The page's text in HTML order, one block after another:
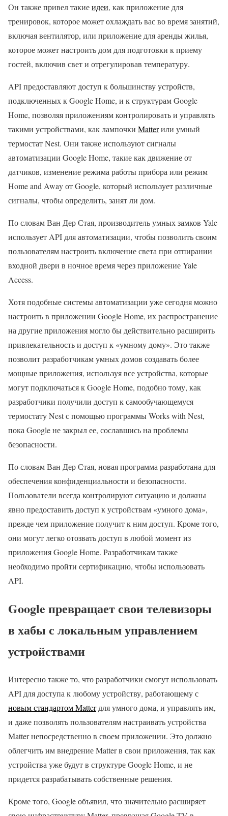
Он также привел такиеидеи, как приложение для
тренировок, которое может охлаждать вас во время занятий,
включая вентилятор, или приложение для аренды жилья,
которое может настроить дом для подготовки к приему
гостей, включив свет и отрегулировав температуру.
API предоставляют доступ к большинству устройств,
подключенных к Google Home, и к структурам Google
Home, позволяя приложениям контролировать и управлять
такими устройствами, как лампочки Matterили умный
термостат Nest. Они также используют сигналы
автоматизации Google Home, такие как движение от
датчиков, изменение режима работы прибора или режим
Home and Away от Google, который использует различные
сигналы, чтобы определить, занят ли дом.
По словам Ван Дер Стая, производитель умных замков Yale
использует API для автоматизации, чтобы позволить своим
пользователям настроить включение света при отпирании
входной двери в ночное время через приложение Yale
Access.
Хотя подобные системы автоматизации уже сегодня можно
настроить в приложении Google Home, их распространение
на другие приложения могло бы действительно расширить
привлекательность и доступ к «умному дому». Это также
позволит разработчикам умных домов создавать более
мощные приложения, используя все устройства, которые
могут подключаться к Google Home, подобно тому, как
разработчики получили доступ к самообучающемуся
термостату Nest с помощью программы Works with Nest,
пока Google не закрыл ее, сославшись на проблемы
безопасности.
По словам Ван Дер Стая, новая программа разработана для
обеспечения конфиденциальности и безопасности.
Пользователи всегда контролируют ситуацию и должны
явно предоставить доступ к устройствам «умного дома»,
прежде чем приложение получит к ним доступ. Кроме того,
они могут легко отозвать доступ в любой момент из
приложения Google Home. Разработчикам также
необходимо пройти сертификацию, чтобы использовать
API.
Google превращает свои телевизоры
в хабы с локальным управлением
устройствами
Интересно также то, что разработчики смогут использовать
API для доступа к любому устройству, работающему с
новым стандартом Matterдля умного дома, и управлять им,
и даже позволять пользователям настраивать устройства
Matter непосредственно в своем приложении. Это должно
облегчить им внедрение Matter в свои приложения, так как
устройства уже будут в структуре Google Home, и не
придется разрабатывать собственные решения.
Кроме того, Google объявил, что значительно расширяет